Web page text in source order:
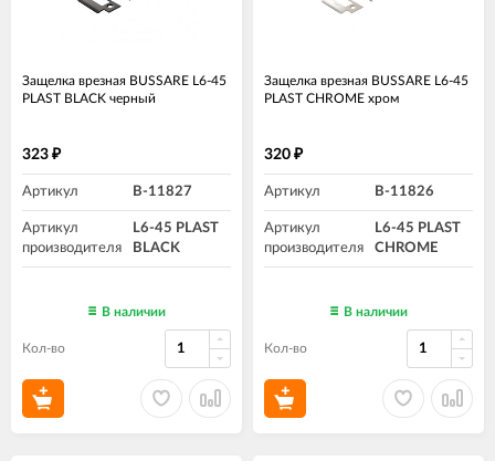
Защелка врезная BUSSARE L6-45
PLAST BLACK черный
323 ₽
Артикул B-11827
Артикул
производителя
L6-45 PLAST
BLACK
В наличии
Кол-во
Защелка врезная BUSSARE L6-45
PLAST CHROME хром
320 ₽
Артикул B-11826
Артикул
производителя
L6-45 PLAST
CHROME
В наличии
Кол-во